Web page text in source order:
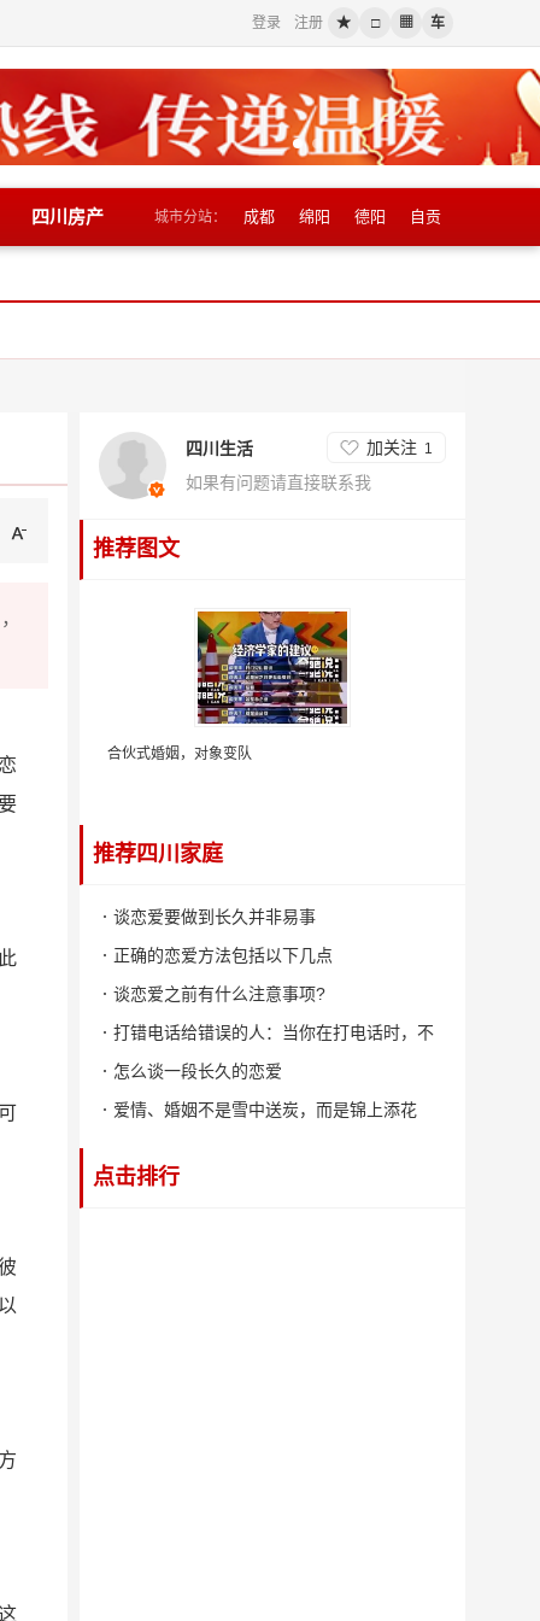
登录 注册 ★ □ ▦ 车
四川房产 城市分站： 成都 绵阳 德阳 自贡
四川生活 加关注 1
如果有问题请直接联系我
推荐图文
合伙式婚姻，对象变队
推荐四川家庭
谈恋爱要做到长久并非易事
正确的恋爱方法包括以下几点
谈恋爱之前有什么注意事项?
打错电话给错误的人：当你在打电话时，不
小心拨错了号码，结果接通了一个陌生人，
这时候你可能会感到非常尴尬。
怎么谈一段长久的恋爱
爱情、婚姻不是雪中送炭，而是锦上添花
点击排行